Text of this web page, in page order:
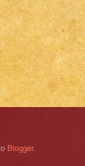
Blogger.